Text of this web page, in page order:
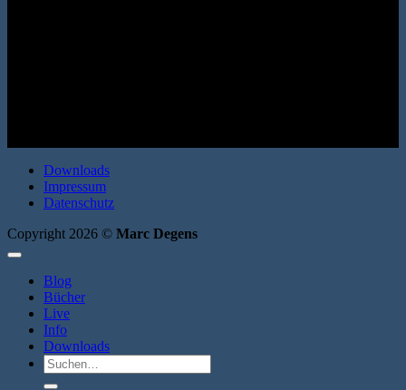
Downloads
Impressum
Datenschutz
Copyright 2026 © Marc Degens
Blog
Bücher
Live
Info
Downloads
Suche
nach: